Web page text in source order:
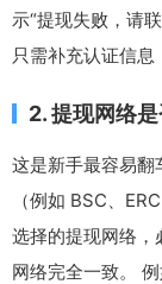
示“提现失败，请
只需补充认证信息
2. 提现网络
这是新手最容易翻
（例如 BSC、
选择的提现网络，
网络完全一致。